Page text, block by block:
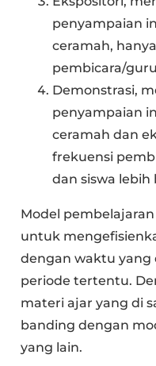
penyampaian
ceramah,
pembicara/
Demonstrasi,
penyampaian
ceramah dan
frekuensi
dan siswa
Model
untuk
dengan waktu yang
periode tertentu.
materi ajar yang di
banding dengan
yang lain.